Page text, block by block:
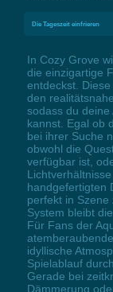
Die Tageszeit einfrieren
In Cozy Grove
die einzigartige
entdeckst.
den
sodass du
kannst. Egal ob
bei ihrer Suche
obwohl die
verfügbar ist,
handgefertigten
perfekt in
System bleibt
Für Fans der
idyllische
Spielablauf
Gerade bei
Dämmerung